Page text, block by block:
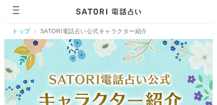
トップ SATORI電話占い公式キャラクター紹介